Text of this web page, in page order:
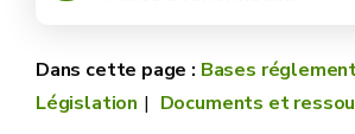
Bases
Législation
Documents et